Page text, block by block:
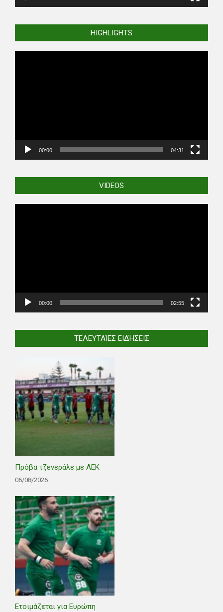
HIGHLIGHTS
00:00 04:31
VIDEOS
00:00 02:55
ΤΕΛΕΥΤΑΊΕΣ ΕΙΔΉΣΕΙΣ
Πρόβα τζενεράλε με ΑΕΚ
06/08/2026
Ετοιμάζεται για Ευρώπη